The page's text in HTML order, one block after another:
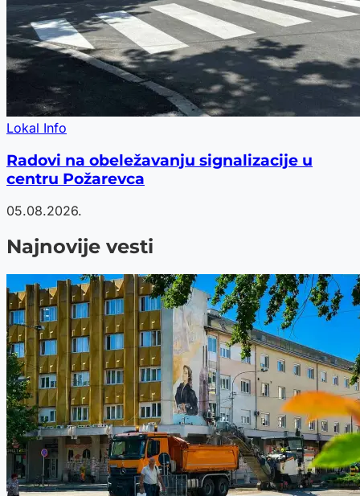
Lokal Info
Radovi na obeležavanju signalizacije u
centru Požarevca
05.08.2026.
Najnovije vesti